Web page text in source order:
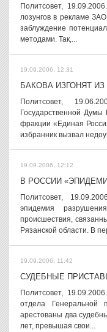
Политсовет,
лозунгов в рекламе
заблуждение
методами. Так,...
19.09.2006, 12:31
БАКОВА ИЗГОНЯТ
Политсовет,
Государственной
фракции «Единая
избранник вызвал
19.09.2006, 12:12
В РОССИИ
Политсовет,
эпидемия
происшествия,
Рязанской области. В
19.09.2006, 11:42
СУДЕБНЫЕ
Политсовет,
отдела Генеральной
арестованы два
лет, превышая свои...